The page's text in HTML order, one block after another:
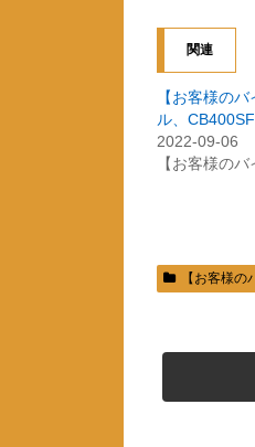
し
て
T
w
t
t
e
r
で
共
有
ン
ド
ウ
b
k
共
有
す
る
に
は
ク
だ
さ
い
ド
関連
【お客様の
ル、
2022-09-06
【お客様のバ
【お客様の